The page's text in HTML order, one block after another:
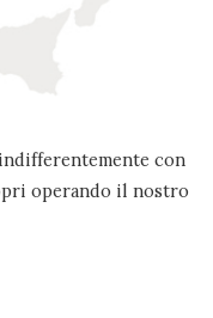
con
operando il nostro